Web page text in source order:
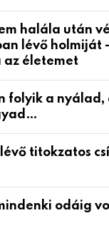
halála után
lévő holmiját
életemet
folyik a nyálad,
titokzatos
odáig